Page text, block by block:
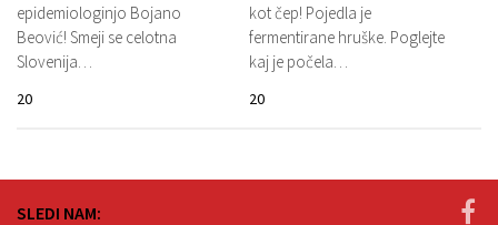
epidemiologinjo Bojano
Beović! Smeji se celotna
Slovenija…
20
kot čep! Pojedla je
fermentirane hruške. Poglejte
kaj je počela…
20
SLEDI NAM: